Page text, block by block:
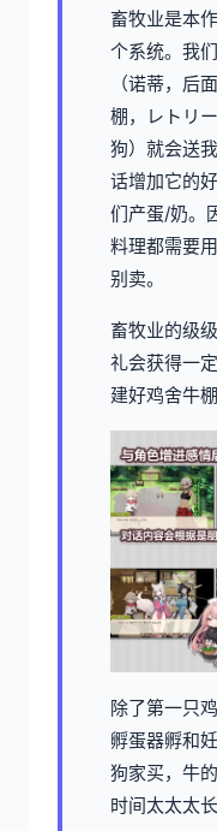
畜牧业是本
个系统。我
（诺蒂，后
棚，レトリ
狗）就会送
话增加它的
们产蛋/奶。
料理都需要
别卖。
畜牧业的级
礼会获得一
建好鸡舍牛
除了第一只
孵蛋器孵和
狗家买，牛
时间太太太长